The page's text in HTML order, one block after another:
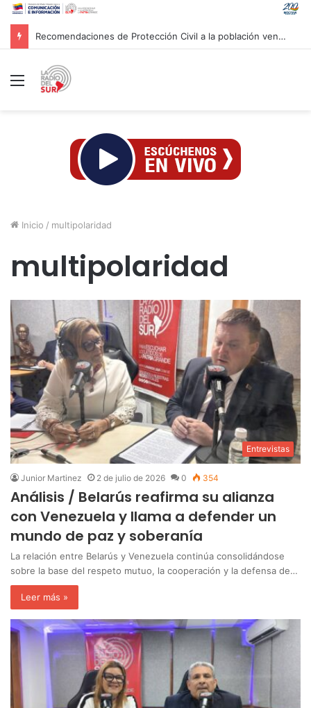
Gobierno venezolano avanza en los trabajos de recuperación y construcción del terminal temporal en Maiquetía
Menú
Inicio / multipolaridad
multipolaridad
Entrevistas
Junior Martinez 2 de julio de 2026 0 354
Análisis / Belarús reafirma su alianza
con Venezuela y llama a defender un
mundo de paz y soberanía
La relación entre Belarús y Venezuela continúa consolidándose
sobre la base del respeto mutuo, la cooperación y la defensa de…
Leer más »